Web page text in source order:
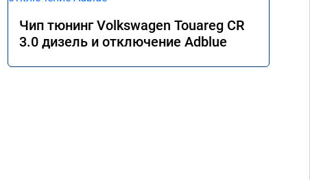
Чип тюнинг Volkswagen Touareg CR
3.0 дизель и отключение Adblue